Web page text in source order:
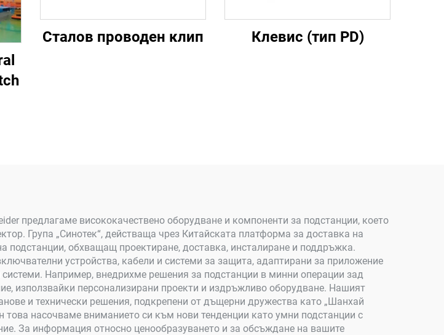
Сталов проводен клип Клевис (тип PD)
предлагаме висококачествено оборудване и компоненти за подстанции, което
Група „Синотек“, действаща чрез Китайската платформа за доставка на
подстанции, обхващащ проектиране, доставка, инсталиране и поддръжка.
устройства, кабели и системи за защита, адаптирани за приложение
Например, внедрихме решения за подстанции в минни операции зад
използвайки персонализирани проекти и издръжливо оборудване. Нашият
и технически решения, подкрепени от дъщерни дружества като „Шанхай
това насочваме вниманието си към нови тенденции като умни подстанции с
За информация относно ценообразуването и за обсъждане на вашите